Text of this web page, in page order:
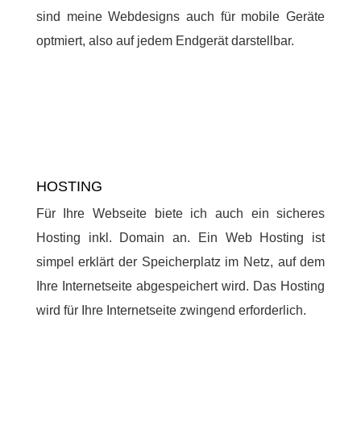
sind meine Webdesigns auch für mobile Geräte
optmiert, also auf jedem Endgerät darstellbar.
HOSTING
Für Ihre Webseite biete ich auch ein sicheres
Hosting inkl. Domain an. Ein Web Hosting ist
simpel erklärt der Speicherplatz im Netz, auf dem
Ihre Internetseite abgespeichert wird. Das Hosting
wird für Ihre Internetseite zwingend erforderlich.